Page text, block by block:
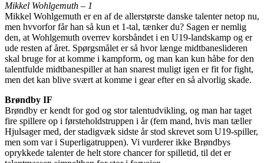
Mikkel Wohlgemuth – 1
Mikkel Wohlgemuth er en af de allerstørste danske talenter netop nu,
men hvvorfor får han så kun et 1-tal, tænker du? Sagen er nemlig
den, at Wohlgemuth overrev korsbåndet i en U19-landskamp og er
ude resten af året. Spørgsmålet er så hvor længe midtbaneslideren
skal bruge for at komme i kampform, og man kan kun håbe for den
talentfulde midtbanespiller at han snarest muligt igen er fit for fight,
men det kan blive svært at komme i gear efter en så alvorlig skade.
Brøndby IF
Brøndby er kendt for god og stor talentudvikling, og man har taget
fire spillere op i førsteholdstruppen i år (fem mand, hvis man tæller
Hjulsager med, der stadigvæk sidste år stod skrevet som U19-spiller,
men som var i Superligatruppen). Vi vurderer ikke Brøndbys
oprykkede talenter de helt store chancer for spilletid, til det er